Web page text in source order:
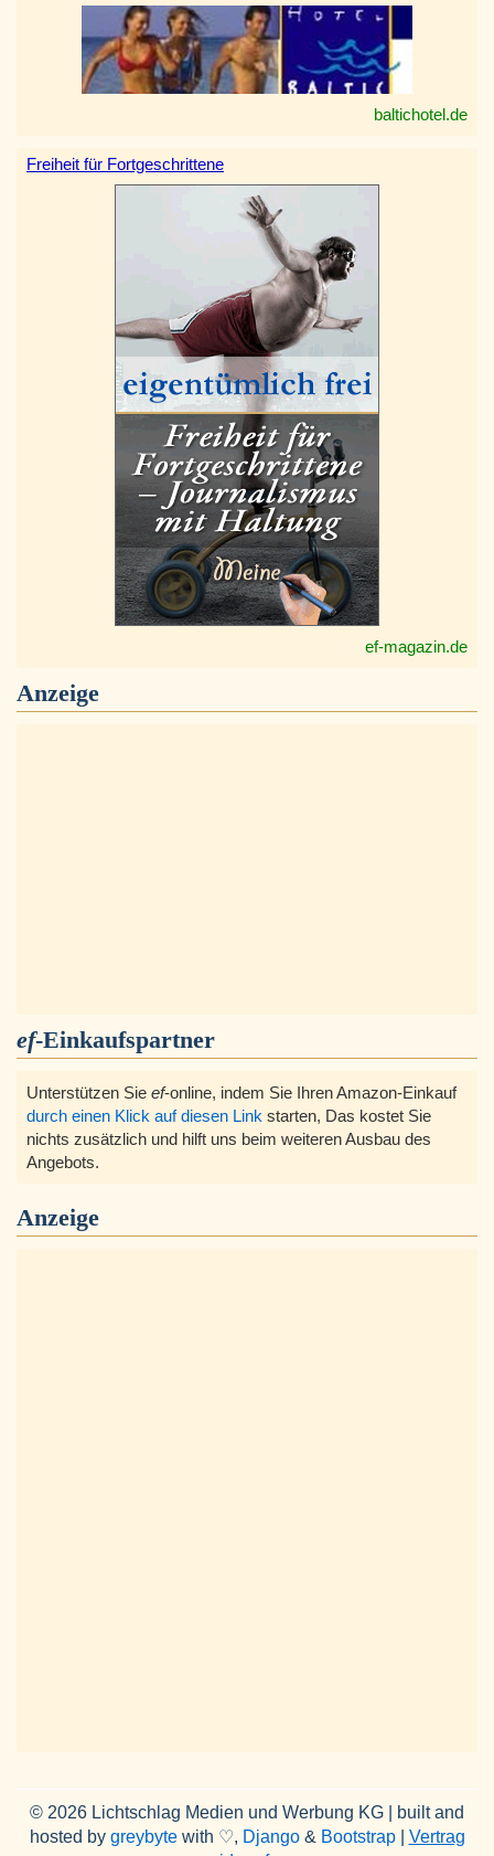
baltichotel.de
Freiheit für Fortgeschrittene
ef-magazin.de
Anzeige
ef-Einkaufspartner
Unterstützen Sie ef-online, indem Sie Ihren Amazon-Einkauf
durch einen Klick auf diesen Link starten, Das kostet Sie
nichts zusätzlich und hilft uns beim weiteren Ausbau des
Angebots.
Anzeige
© 2026 Lichtschlag Medien und Werbung KG | built and
hosted by greybytewith ♡, Django& Bootstrap| Vertrag